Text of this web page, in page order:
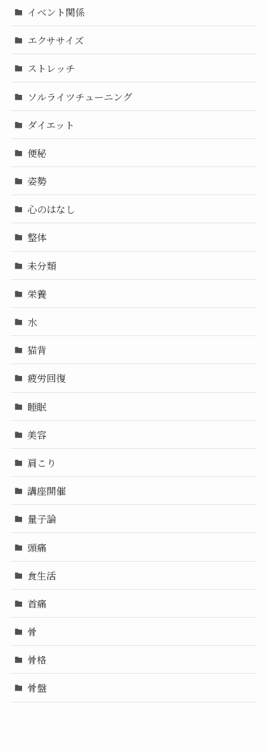
イベント関係
エクササイズ
ストレッチ
ソルライツチューニング
ダイエット
便秘
姿勢
心のはなし
整体
未分類
栄養
水
猫背
疲労回復
睡眠
美容
肩こり
講座開催
量子論
頭痛
食生活
首痛
骨
骨格
骨盤